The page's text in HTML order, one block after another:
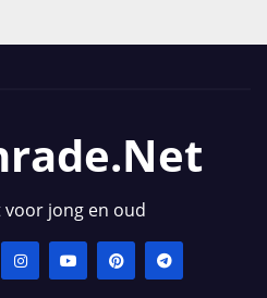
jong en oud